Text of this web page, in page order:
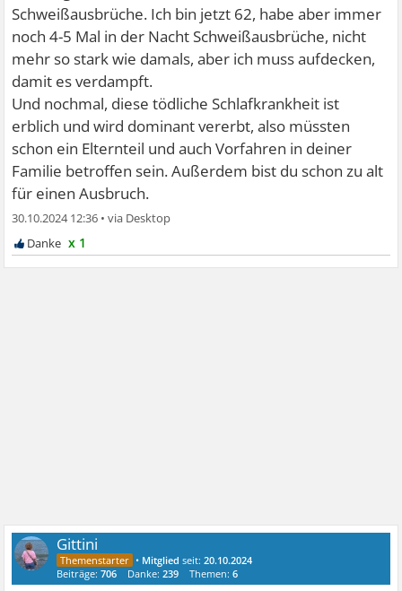
Schweißausbrüche. Ich bin jetzt 62, habe aber immer
noch 4-5 Mal in der Nacht Schweißausbrüche, nicht
mehr so stark wie damals, aber ich muss aufdecken,
damit es verdampft.
Und nochmal, diese tödliche Schlafkrankheit ist
erblich und wird dominant vererbt, also müssten
schon ein Elternteil und auch Vorfahren in deiner
Familie betroffen sein. Außerdem bist du schon zu alt
für einen Ausbruch.
30.10.2024 12:36 •
x 1
Gittini
• Mitglied seit:20.10.2024
Beiträge:706 Danke:239 Themen:6